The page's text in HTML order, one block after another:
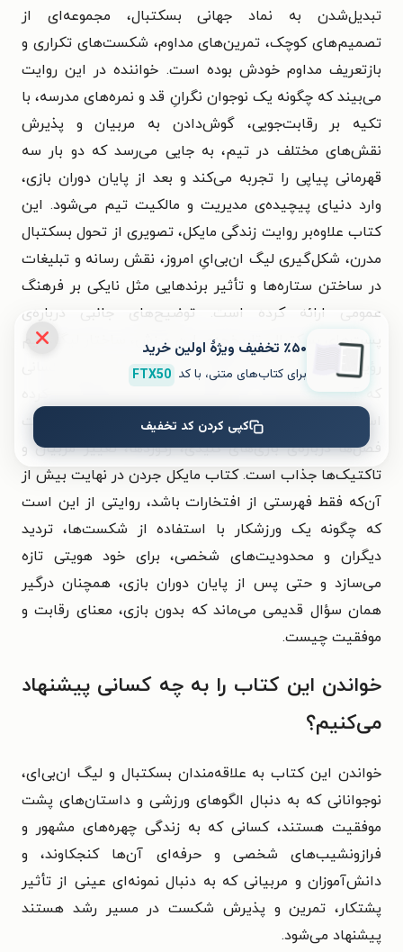
تبدیل‌شدن به نماد جهانی بسکتبال، مجموعه‌ای از
تصمیم‌های کوچک، تمرین‌های مداوم، شکست‌های تکراری و
بازتعریف مداوم خودش بوده است. خواننده در این روایت
می‌بیند که چگونه یک نوجوان نگرانِ قد و نمره‌های مدرسه، با
تکیه بر رقابت‌جویی، گوش‌دادن به مربیان و پذیرش
نقش‌های مختلف در تیم، به جایی می‌رسد که دو بار سه
قهرمانی پیاپی را تجربه می‌کند و بعد از پایان دوران بازی،
وارد دنیای پیچیده‌ی مدیریت و مالکیت تیم می‌شود. این
کتاب علاوه‌بر روایت زندگی مایکل، تصویری از تحول بسکتبال
مدرن، شکل‌گیری لیگ ان‌بی‌ایِ امروز، نقش رسانه و تبلیغات
در ساختن ستاره‌ها و تأثیر برندهایی مثل نایکی بر فرهنگ
عمومی ارائه کرده است. توضیح‌های جانبی درباره‌ی
پست‌های بسکتبال، تاریخچه‌ی این ورزش، ساختار لیگ، تیم
رؤیایی المپیک ۱۹۹۲ و ماجرای ایر جردن، متن را برای کسانی
که آشنایی عمیقی با بسکتبال ندارند قابل‌دنبال‌کردن کرده
است. در عین حال، برای علاقه‌مندان جدی ورزش، جزئیات
فصل‌ها درباره‌ی بازی‌های کلیدی، رکوردها، تغییر مربیان و
تاکتیک‌ها جذاب است. کتاب مایکل جردن در نهایت بیش از
آن‌که فقط فهرستی از افتخارات باشد، روایتی از این است
که چگونه یک ورزشکار با استفاده از شکست‌ها، تردید
دیگران و محدودیت‌های شخصی، برای خود هویتی تازه
می‌سازد و حتی پس از پایان دوران بازی، همچنان درگیر
همان سؤال قدیمی می‌ماند که بدون بازی، معنای رقابت و
موفقیت چیست.
خواندن این کتاب را به چه کسانی پیشنهاد
می‌کنیم؟
خواندن این کتاب به علاقه‌مندان بسکتبال و لیگ ان‌بی‌ای،
نوجوانانی که به دنبال الگوهای ورزشی و داستان‌های پشت
موفقیت هستند، کسانی که به زندگی چهره‌های مشهور و
فرازونشیب‌های شخصی و حرفه‌ای آن‌ها کنجکاوند، و
دانش‌آموزان و مربیانی که به دنبال نمونه‌ای عینی از تأثیر
پشتکار، تمرین و پذیرش شکست در مسیر رشد هستند
پیشنهاد می‌شود.
٪۵۰ تخفیف ویژۀ اولین خرید
برای کتاب‌های متنی، با کد FTX50
کپی کردن کد تخفیف